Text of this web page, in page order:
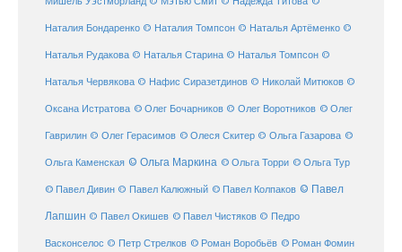
Наталия Бондаренко © Наталия Томпсон © Наталья Артёменко ©
Наталья Рудакова © Наталья Старина © Наталья Томпсон ©
Наталья Червякова © Нафис Сиразетдинов © Николай Митюков ©
Оксана Истратова © Олег Бочарников © Олег Воротников © Олег
Гаврилин © Олег Герасимов © Олеся Скитер © Ольга Газарова ©
Ольга Каменская © Ольга Маркина © Ольга Торри © Ольга Тур
© Павел Дивин © Павел Калюжный © Павел Колпаков © Павел
Лапшин © Павел Окишев © Павел Чистяков © Педро
Васконселос © Петр Стрелков © Роман Воробьёв © Роман Фомин